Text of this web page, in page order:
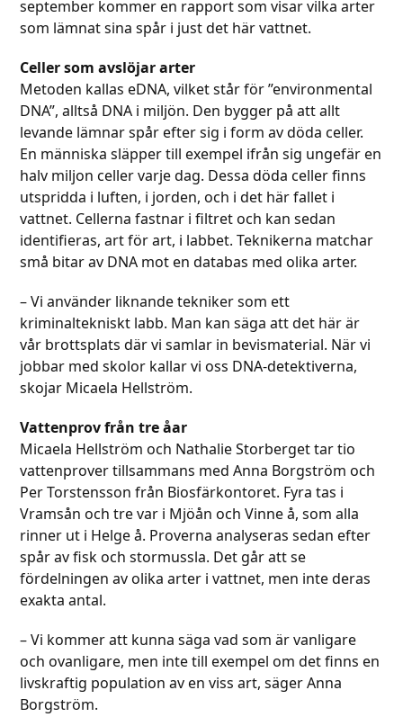
september kommer en rapport som visar vilka arter
som lämnat sina spår i just det här vattnet.
Celler som avslöjar arter
Metoden kallas eDNA, vilket står för ”environmental
DNA”, alltså DNA i miljön. Den bygger på att allt
levande lämnar spår efter sig i form av döda celler.
En människa släpper till exempel ifrån sig ungefär en
halv miljon celler varje dag. Dessa döda celler finns
utspridda i luften, i jorden, och i det här fallet i
vattnet. Cellerna fastnar i filtret och kan sedan
identifieras, art för art, i labbet. Teknikerna matchar
små bitar av DNA mot en databas med olika arter.
– Vi använder liknande tekniker som ett
kriminaltekniskt labb. Man kan säga att det här är
vår brottsplats där vi samlar in bevismaterial. När vi
jobbar med skolor kallar vi oss DNA-detektiverna,
skojar Micaela Hellström.
Vattenprov från tre åar
Micaela Hellström och Nathalie Storberget tar tio
vattenprover tillsammans med Anna Borgström och
Per Torstensson från Biosfärkontoret. Fyra tas i
Vramsån och tre var i Mjöån och Vinne å, som alla
rinner ut i Helge å. Proverna analyseras sedan efter
spår av fisk och stormussla. Det går att se
fördelningen av olika arter i vattnet, men inte deras
exakta antal.
– Vi kommer att kunna säga vad som är vanligare
och ovanligare, men inte till exempel om det finns en
livskraftig population av en viss art, säger Anna
Borgström.